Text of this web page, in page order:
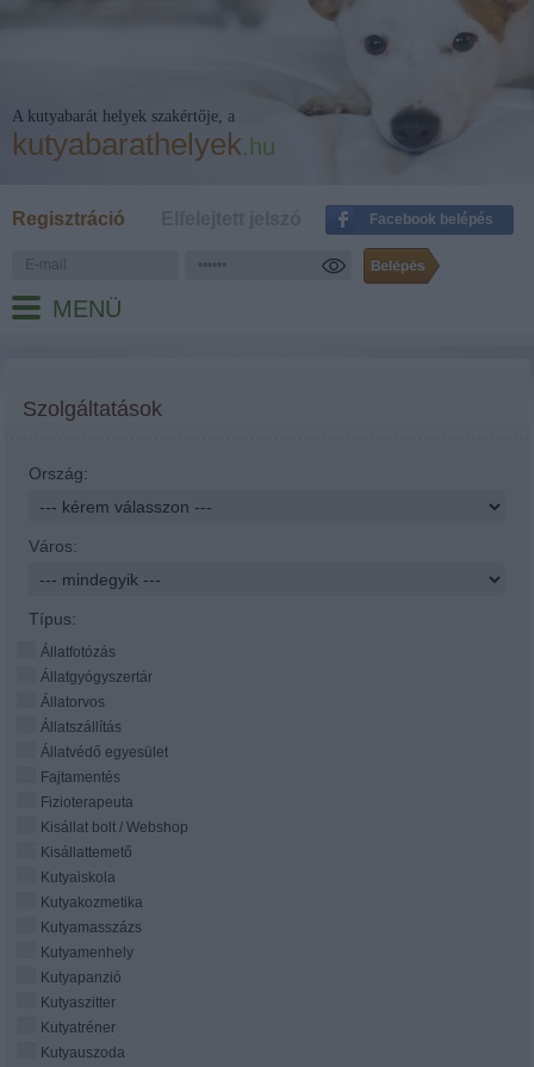
A kutyabarát helyek szakértője, a
kutyabarathelyek.hu
Regisztráció Facebook belépés
MENÜ
Szolgáltatások
Ország:
Város:
Típus:
Állatfotózás
Állatgyógyszertár
Állatorvos
Állatszállítás
Állatvédő egyesület
Fajtamentés
Fizioterapeuta
Kisállat bolt / Webshop
Kisállattemető
Kutyaiskola
Kutyakozmetika
Kutyamasszázs
Kutyamenhely
Kutyapanzió
Kutyaszitter
Kutyatréner
Kutyauszoda